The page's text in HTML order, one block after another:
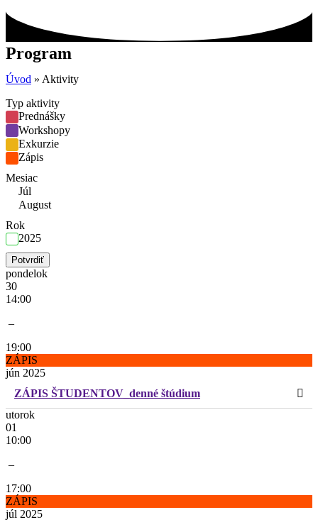
Program
Úvod » Aktivity
Typ aktivity
Prednášky
Workshopy
Exkurzie
Zápis
Mesiac
Júl
August
Rok
2025
Potvrdiť
pondelok
30
14:00
–
19:00
ZÁPIS
jún 2025
ZÁPIS ŠTUDENTOV_denné štúdium
utorok
01
10:00
–
17:00
ZÁPIS
júl 2025